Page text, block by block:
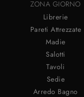
ZONA GIORNO
Librerie
Pareti Attrezzate
Madie
Salotti
Tavoli
Sedie
Arredo Bagno